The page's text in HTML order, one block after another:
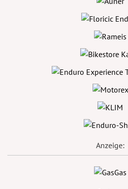
Anzeige: